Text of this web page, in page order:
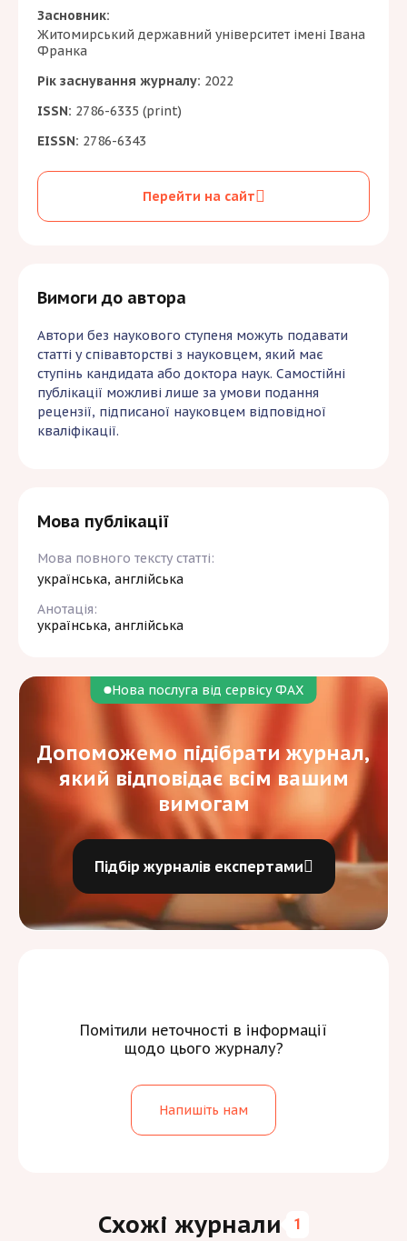
Засновник:
Житомирський державний університет імені Івана
Франка
Рік заснування журналу: 2022
ISSN: 2786-6335 (print)
EISSN: 2786-6343
Перейти на сайт
Вимоги до автора
Автори без наукового ступеня можуть подавати
статті у співавторстві з науковцем, який має
ступінь кандидата або доктора наук. Самостійні
публікації можливі лише за умови подання
рецензії, підписаної науковцем відповідної
кваліфікації.
Мова публікації
Мова повного тексту статті:
українська, англійська
Анотація:
українська, англійська
Помітили неточності в інформації
щодо цього журналу?
Напишіть нам
бюджетною формою. Довідка має бути
завірена підписом начальника відділу
аспірантури та печаткою цього відділу.
За бажанням автор статті може замовити
собі друкований примірник журналу.
гривень, які необхідно сплатити додатково
Нова послуга від сервісу ФАХ
Допоможемо підібрати журнал,
який відповідає всім вашим
вимогам
Підбір журналів експертами
Схожі журнали 1